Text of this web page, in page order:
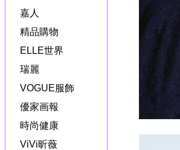
嘉人
精品購物
ELLE世界
瑞麗
VOGUE服飾
優家画報
時尚健康
ViVi昕薇